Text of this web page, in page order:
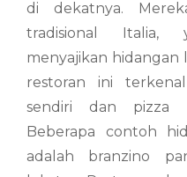
di dekatnya.
tradisional Italia,
menyajikan hidangan
restoran ini
sendiri dan pizza
Beberapa contoh
adalah branzino